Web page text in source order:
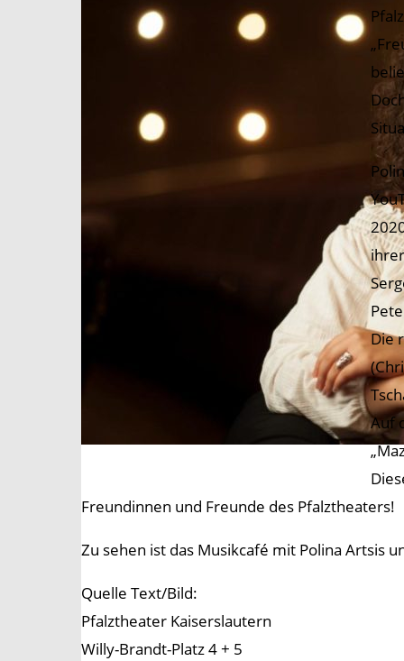
Die
Auf
Freundinnen und Freunde des Pfalztheaters!
Zu sehen ist das Musikcafé mit Polina Artsis
Quelle Text/Bild:
Pfalztheater Kaiserslautern
Willy-Brandt-Platz 4 + 5